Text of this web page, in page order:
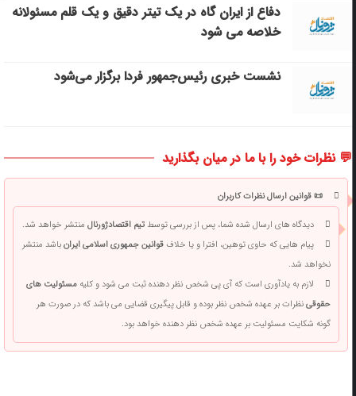
دفاع از ایران گاه در یک تیتر دقیق و یک قلم مسئولانه
خلاصه می شود
نشست خبری رئیس‌جمهور فردا برگزار می‌شود
💬 نظرات خود را با ما در میان بگذارید
📜 قوانین ارسال نظرات کاربران
دیدگاه های ارسال شده شما، پس از بررسی توسطتیم اقتصادژورنالمنتشر خواهد شد.
پیام هایی که حاوی توهین، افترا و یا خلافقوانین جمهوری اسلامی ایرانباشد منتشر
نخواهد شد.
لازم به یادآوری است که آی پی شخص نظر دهنده ثبت می شود و کلیهمسئولیت های
حقوقینظرات بر عهده شخص نظر بوده و قابل پیگیری قضایی می باشد که در صورت هر
گونه شکایت مسئولیت بر عهده شخص نظر دهنده خواهد بود.